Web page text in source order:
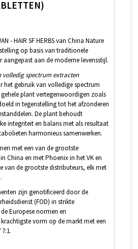
- HAIR SF HERBS van China Nature
op basis van traditionele
aangepast aan de moderne levensstijl.
volledig spectrum extracten
het gebruik van volledige spectrum
plant vertegenwoordigen zoals
in tegenstelling tot het afzonderen
De plant behoudt
integriteit en balans met als resultaat
harmonieus samenwerken.
met een van de grootste
China en met Phoenix in het VK en
van de grootste distributeurs, elk met
zijn genotificeerd door de
(FOD) in strikte
Europese normen en
vorm op de markt met een